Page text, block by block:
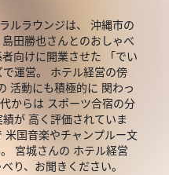
ラウンジは、 沖縄市の
田勝也さんとのおしゃべ
向けに開業させた 「でい
運営。 ホテル経営の傍
活動にも積極的に 関わっ
からは スポーツ合宿の分
が 高く評価されていま
米国音楽やチャンプルー文
宮城さんの ホテル経営
り、お聞きください。